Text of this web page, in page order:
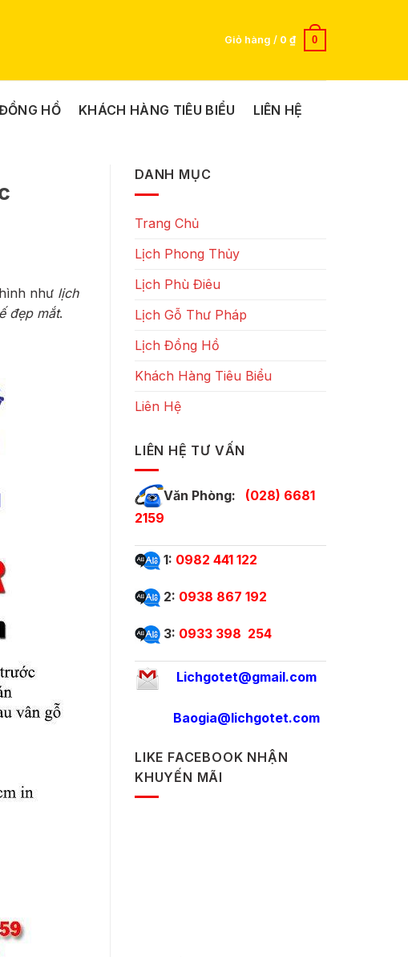
Giỏ hàng / 0 ₫ 0
HỒ KHÁCH HÀNG TIÊU BIỂU LIÊN HỆ
như lịch
đẹp mắt.
DANH MỤC
Trang Chủ
Lịch Phong Thủy
Lịch Phù Điêu
Lịch Gỗ Thư Pháp
Lịch Đồng Hồ
Khách Hàng Tiêu Biểu
Liên Hệ
LIÊN HỆ TƯ VẤN
Văn Phòng: (028) 6681
2159
1: 0982 441 122
2: 0938 867 192
3: 0933 398 254
Lichgotet@gmail.com
Baogia@lichgotet.com
LIKE FACEBOOK NHẬN
KHUYẾN MÃI